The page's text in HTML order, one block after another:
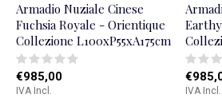
Armadio Nuziale Cinese
Fuchsia Royale - Orientique
Collezione L100xP55xA175cm
€985,00
IVA Incl. IVA Incl.